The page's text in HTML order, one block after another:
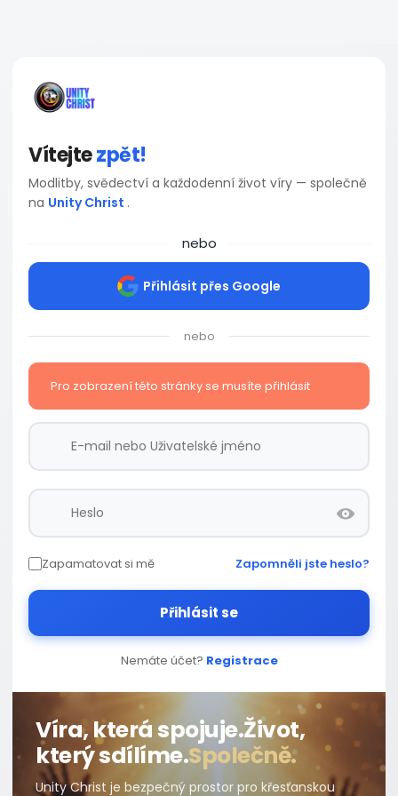
Vítejtezpět!
Modlitby, svědectví a každodenní život víry — společně
na Unity Christ .
nebo
Přihlásit přes Google
nebo
Pro zobrazení této stránky se musíte přihlásit
Zapamatovat si mě Zapomněli jste heslo?
Přihlásit se
Nemáte účet? Registrace
Víra, která spojuje.Život,
který sdílíme.Společně.
Unity Christ je bezpečný prostor pro křesťanskou